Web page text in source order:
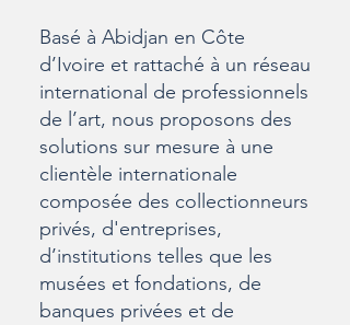
Basé à Abidjan en Côte
d’Ivoire et rattaché à un réseau
international de professionnels
de l’art, nous proposons des
solutions sur mesure à une
clientèle internationale
composée des collectionneurs
privés, d'entreprises,
d’institutions telles que les
musées et fondations, de
banques privées et de